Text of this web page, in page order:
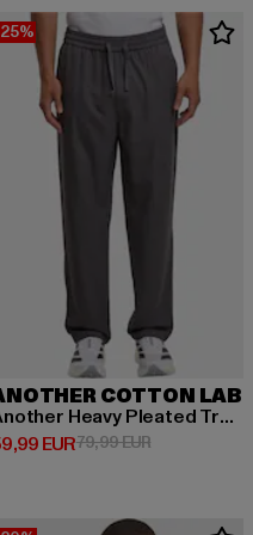
EUR
COTTON LAB
Another Heavy Pleated Trousers
EURPreis: 59,99 EUR
79,99 EURAktionspreis: